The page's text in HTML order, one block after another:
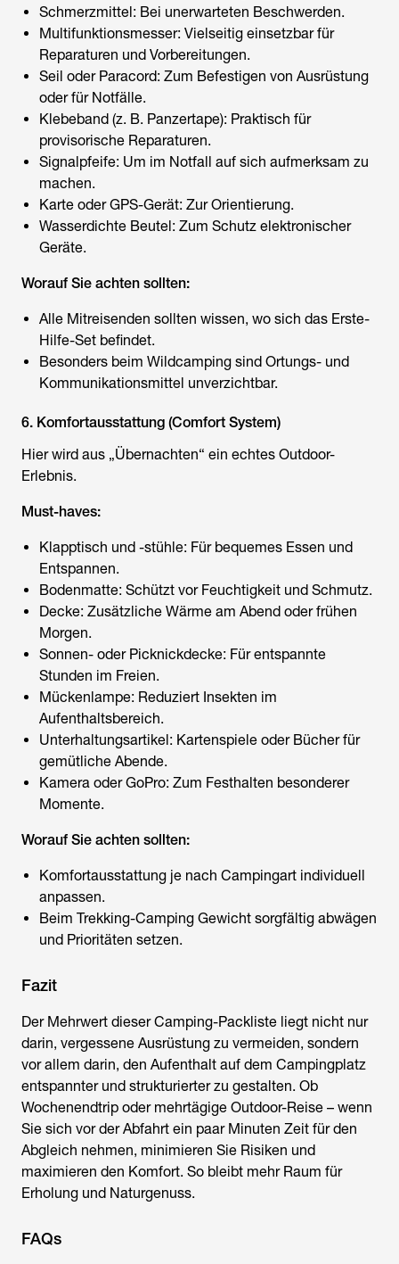
Schmerzmittel: Bei unerwarteten Beschwerden.
Multifunktionsmesser: Vielseitig einsetzbar für
Reparaturen und Vorbereitungen.
Seil oder Paracord: Zum Befestigen von Ausrüstung
oder für Notfälle.
Klebeband (z. B. Panzertape): Praktisch für
provisorische Reparaturen.
Signalpfeife: Um im Notfall auf sich aufmerksam zu
machen.
Karte oder GPS-Gerät: Zur Orientierung.
Wasserdichte Beutel: Zum Schutz elektronischer
Geräte.
Worauf Sie achten sollten:
Alle Mitreisenden sollten wissen, wo sich das Erste-
Hilfe-Set befindet.
Besonders beim Wildcamping sind Ortungs- und
Kommunikationsmittel unverzichtbar.
6. Komfortausstattung (Comfort System)
Hier wird aus „Übernachten“ ein echtes Outdoor-
Erlebnis.
Must-haves:
Klapptisch und -stühle: Für bequemes Essen und
Entspannen.
Bodenmatte: Schützt vor Feuchtigkeit und Schmutz.
Decke: Zusätzliche Wärme am Abend oder frühen
Morgen.
Sonnen- oder Picknickdecke: Für entspannte
Stunden im Freien.
Mückenlampe: Reduziert Insekten im
Aufenthaltsbereich.
Unterhaltungsartikel: Kartenspiele oder Bücher für
gemütliche Abende.
Kamera oder GoPro: Zum Festhalten besonderer
Momente.
Worauf Sie achten sollten:
Komfortausstattung je nach Campingart individuell
anpassen.
Beim Trekking-Camping Gewicht sorgfältig abwägen
und Prioritäten setzen.
Fazit
Der Mehrwert dieserCamping-Packliste liegt nicht nur
darin, vergessene Ausrüstung zu vermeiden, sondern
vor allem darin, den Aufenthalt auf dem Campingplatz
entspannter und strukturierter zu gestalten. Ob
Wochenendtrip oder mehrtägige Outdoor-Reise – wenn
Sie sich vor der Abfahrt ein paar Minuten Zeit für den
Abgleich nehmen, minimieren Sie Risiken und
maximieren den Komfort. So bleibt mehr Raum für
Erholung und Naturgenuss.
FAQs